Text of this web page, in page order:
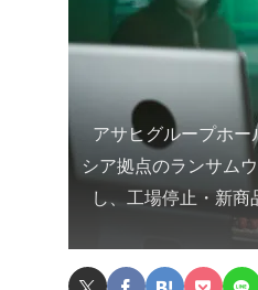
アサヒグループホ
シア拠点のランサム
し、工場停止・新